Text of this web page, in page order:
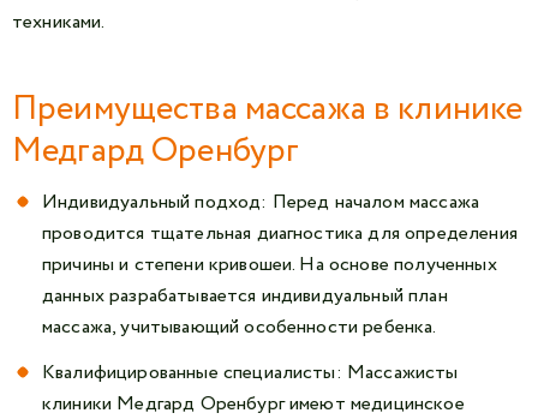
техниками.
Преимущества массажа в клинике
Медгард Оренбург
Индивидуальный подход: Перед началом массажа
проводится тщательная диагностика для определения
причины и степени кривошеи. На основе полученных
данных разрабатывается индивидуальный план
массажа, учитывающий особенности ребенка.
Квалифицированные специалисты: Массажисты
клиники Медгард Оренбург имеют медицинское